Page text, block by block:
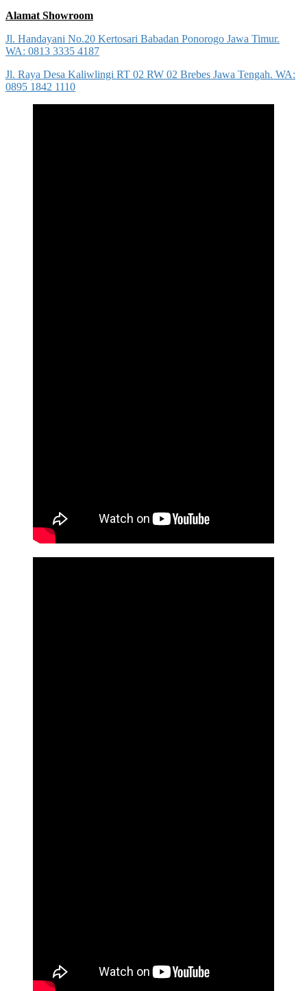
Alamat Showroom
Jl. Handayani No.20 Kertosari Babadan Ponorogo Jawa Timur.
WA: 0813 3335 4187
Jl. Raya Desa Kaliwlingi RT 02 RW 02 Brebes Jawa Tengah. WA:
0895 1842 1110